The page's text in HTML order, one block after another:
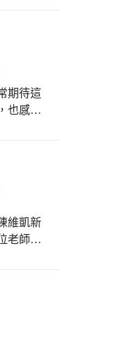
期待這
也感謝
維凱新
老師蘋